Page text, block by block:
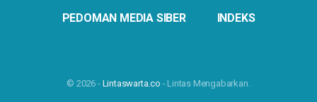
PEDOMAN MEDIA SIBER INDEKS
© 2026 - Lintaswarta.co - Lintas Mengabarkan.